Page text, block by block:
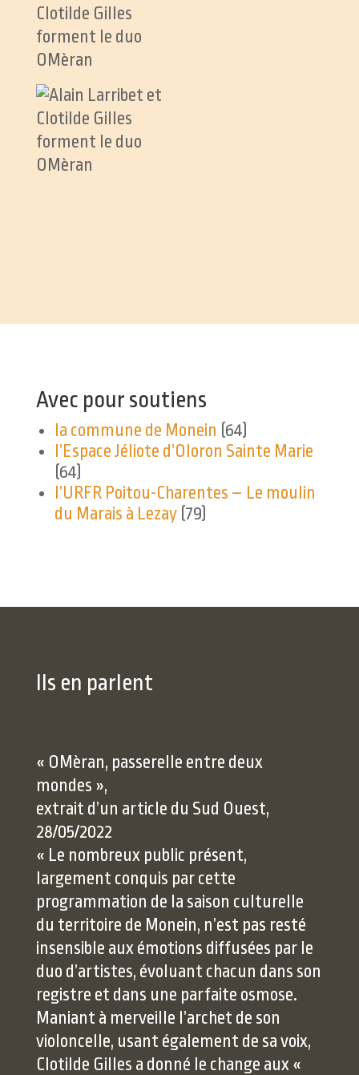
Avec pour soutiens
la commune de Monein (64)
l’Espace Jéliote d’Oloron Sainte Marie
(64)
l’URFR Poitou-Charentes – Le moulin
du Marais à Lezay(79)
Ils en parlent
« OMèran, passerelle entre deux
mondes »,
extrait d’un article du Sud Ouest,
28/05/2022
« Le nombreux public présent,
largement conquis par cette
programmation de la saison culturelle
du territoire de Monein, n’est pas resté
insensible aux émotions diffusées par le
duo d’artistes, évoluant chacun dans son
registre et dans une parfaite osmose.
Maniant à merveille l’archet de son
violoncelle, usant également de sa voix,
Clotilde Gilles a donné le change aux «